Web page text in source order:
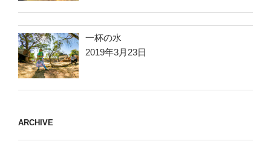
一杯の水
2019年3月23日
ARCHIVE